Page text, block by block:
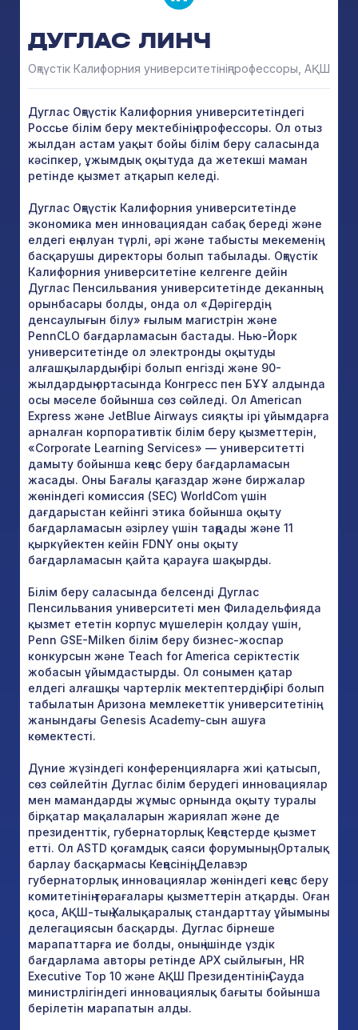
ДУГЛАС ЛИНЧ
Оңтүстік Калифорния университетініңпрофессоры, АҚШ
Дуглас Оңтүстік Калифорния университетіндегі
Россье білім беру мектебінің профессоры. Ол отыз
жылдан астам уақыт бойы білім беру саласында
кәсіпкер, ұжымдық оқытуда да жетекші маман
ретінде қызмет атқарып келеді.
Дуглас Оңтүстік Калифорния университетінде
экономика мен инновациядан сабақ береді және
елдегі ең алуан түрлі, әрі және табысты мекеменің
басқарушы директоры болып табылады. Оңтүстік
Калифорния университетіне келгенге дейін
Дуглас Пенсильвания университетінде деканның
орынбасары болды, онда ол «Дәрігердің
денсаулығын білу» ғылым магистрін және
PennCLO бағдарламасын бастады. Нью-Йорк
университетінде ол электронды оқытуды
алғашқылардың бірі болып енгізді және 90-
жылдардың ортасында Конгресс пен БҰҰ алдында
осы мәселе бойынша сөз сөйледі. Ол American
Express және JetBlue Airways сияқты ірі ұйымдарға
арналған корпоративтік білім беру қызметтерін,
«Corporate Learning Services» — университетті
дамыту бойынша кеңес беру бағдарламасын
жасады. Оны Бағалы қағаздар және биржалар
жөніндегі комиссия (SEC) WorldCom үшін
дағдарыстан кейінгі этика бойынша оқыту
бағдарламасын әзірлеу үшін таңдады және 11
қыркүйектен кейін FDNY оны оқыту
бағдарламасын қайта қарауға шақырды.
Білім беру саласында белсенді Дуглас
Пенсильвания университеті мен Филадельфияда
қызмет ететін корпус мүшелерін қолдау үшін,
Penn GSE-Milken білім беру бизнес-жоспар
конкурсын және Teach for America серіктестік
жобасын ұйымдастырды. Ол сонымен қатар
елдегі алғашқы чартерлік мектептердің бірі болып
табылатын Аризона мемлекеттік университетінің
жанындағы Genesis Academy-сын ашуға
көмектесті.
Дүние жүзіндегі конференцияларға жиі қатысып,
сөз сөйлейтін Дуглас білім берудегі инновациялар
мен мамандарды жұмыс орнында оқыту туралы
бірқатар мақалаларын жариялап және де
президенттік, губернаторлық Кеңестерде қызмет
етті. Ол ASTD қоғамдық саяси форумының, Орталық
барлау басқармасы Кеңесінің, Делавэр
губернаторлық инновациялар жөніндегі кеңес беру
комитетінің төрағалары қызметтерін атқарды. Оған
қоса, АҚШ-тың Халықаралық стандарттау ұйымының
делегациясын басқарды. Дуглас бірнеше
марапаттарға ие болды, оның ішінде үздік
бағдарлама авторы ретінде APX сыйлығын, HR
Executive Top 10 және АҚШ Президентінің Сауда
министрлігіндегі инновациялық бағыты бойынша
берілетін марапатын алды.